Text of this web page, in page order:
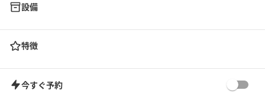
設備
特徴
今すぐ予約